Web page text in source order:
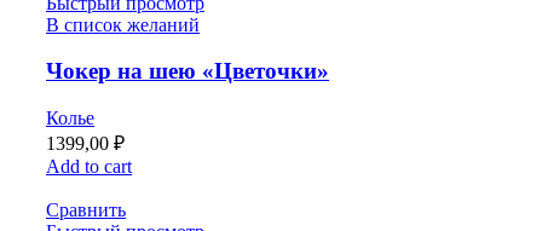
В список желаний
Чокер на шею «Цветочки»
Колье
1399,00 ₽
Add to cart
Сравнить